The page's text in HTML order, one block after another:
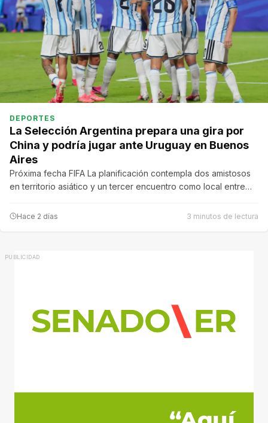
DEPORTES
La Selección Argentina prepara una gira por
China y podría jugar ante Uruguay en Buenos
Aires
Próxima fecha FIFA La planificación contempla dos amistosos
en territorio asiático y un tercer encuentro como local entre…
Hace 2 días 3 minutos de lectura